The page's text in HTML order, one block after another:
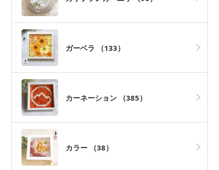
ガーベラ （133）
カーネーション （385）
カラー （38）